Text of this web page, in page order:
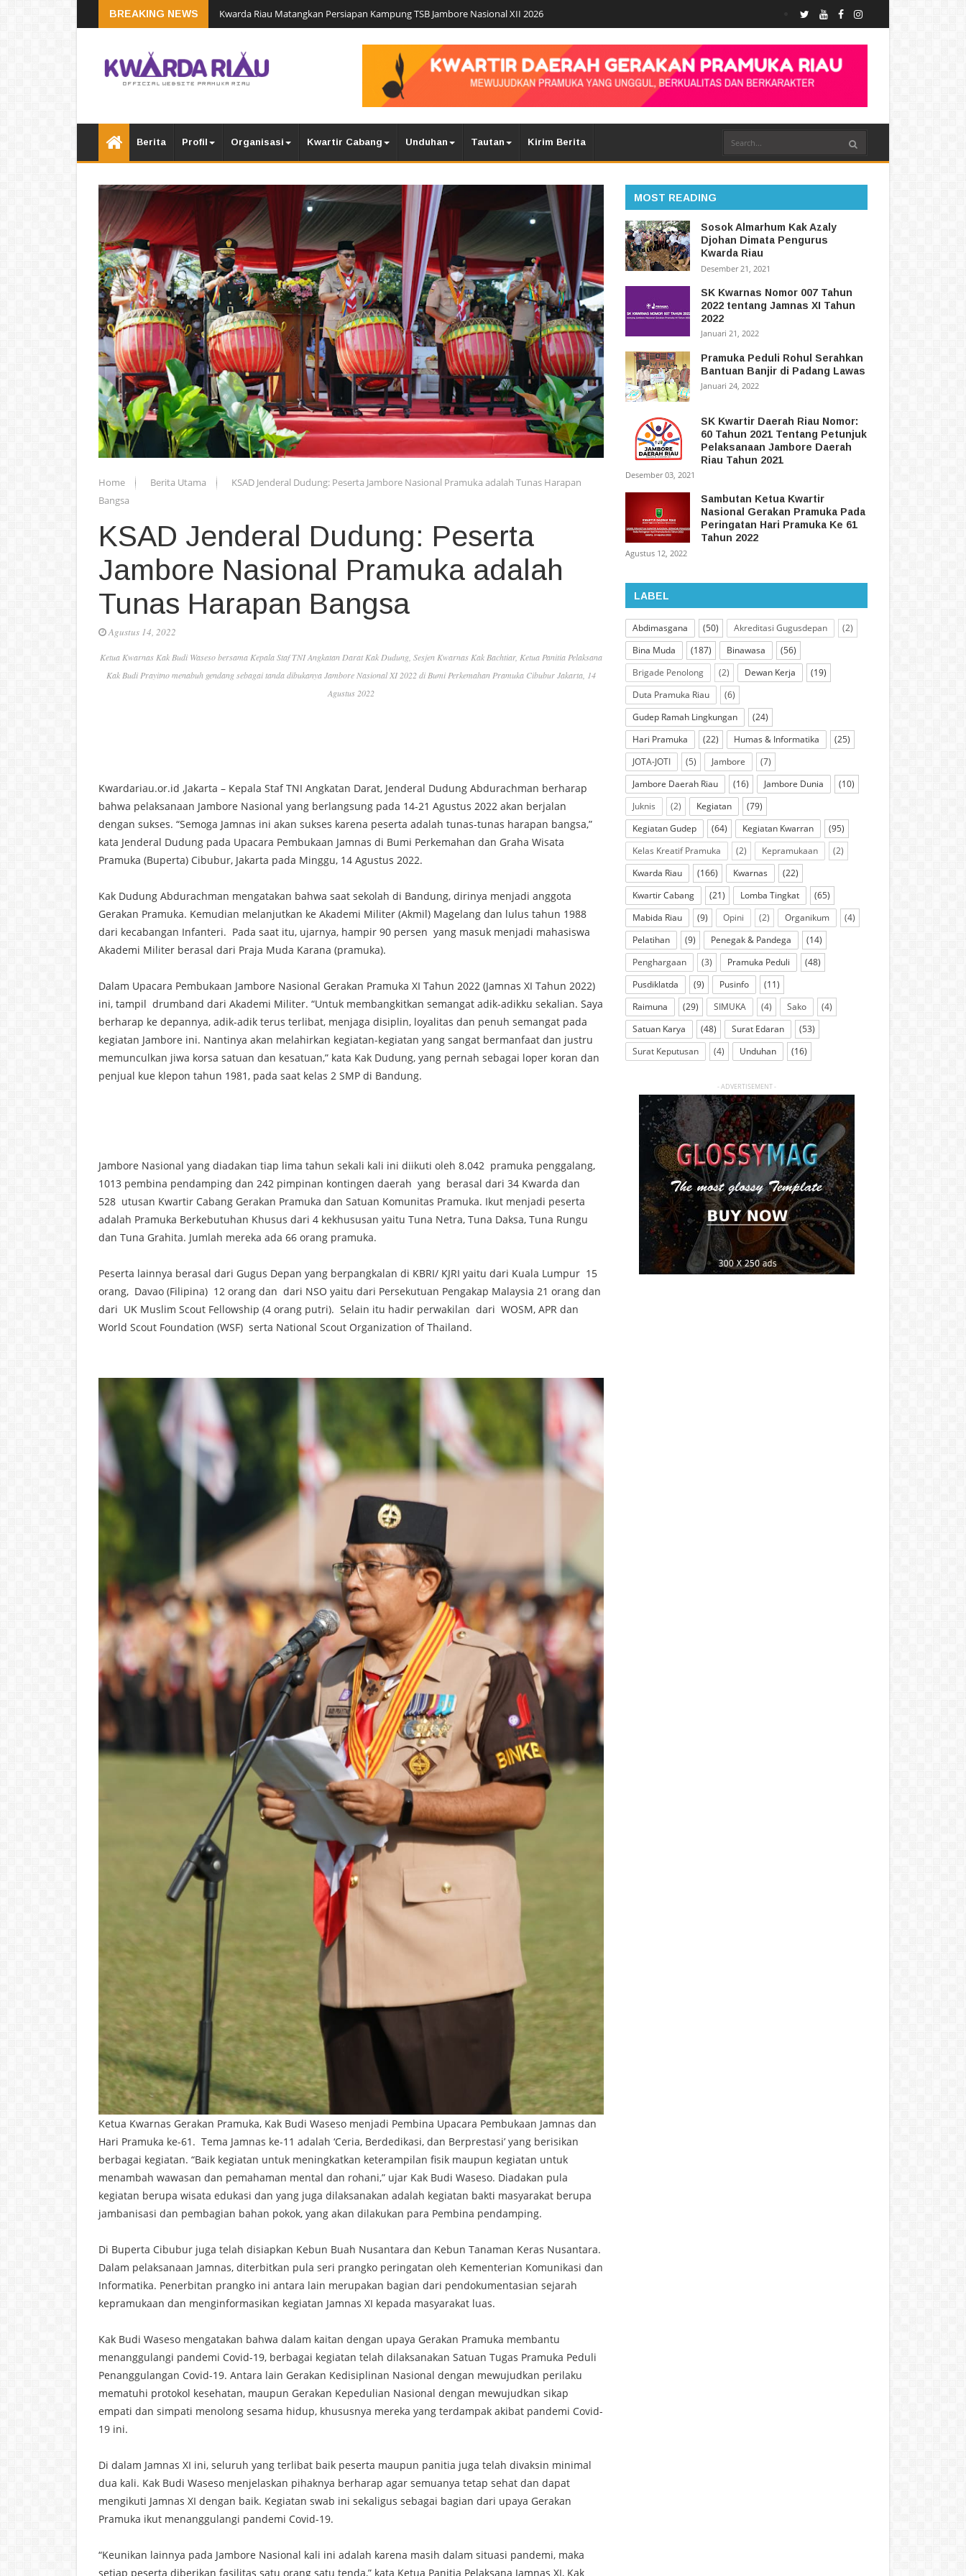
BREAKING NEWS Kwarda Riau Matangkan Persiapan Kampung TSB Jambore Nasional XII 2026
Berita Profil Organisasi Kwartir Cabang Unduhan Tautan Kirim Berita
Home Berita Utama
KSAD Jenderal Dudung: Peserta Jambore Nasional Pramuka adalah Tunas Harapan
Bangsa
KSAD Jenderal Dudung: Peserta
Jambore Nasional Pramuka adalah
Tunas Harapan Bangsa
Agustus 14, 2022
Ketua Kwarnas Kak Budi Waseso bersama Kepala Staf TNI Angkatan Darat Kak Dudung, Sesjen Kwarnas Kak Bachtiar, Ketua Panitia Pelaksana
Kak Budi Prayitno menabuh gendang sebagai tanda dibukanya Jambore Nasional XI 2022 di Bumi Perkemahan Pramuka Cibubur Jakarta, 14
Agustus 2022
Kwardariau.or.id ,Jakarta – Kepala Staf TNI Angkatan Darat, Jenderal Dudung Abdurachman berharap
bahwa pelaksanaan Jambore Nasional yang berlangsung pada 14-21 Agustus 2022 akan berjalan
dengan sukses. “Semoga Jamnas ini akan sukses karena peserta adalah tunas-tunas harapan bangsa,”
kata Jenderal Dudung pada Upacara Pembukaan Jamnas di Bumi Perkemahan dan Graha Wisata
Pramuka (Buperta) Cibubur, Jakarta pada Minggu, 14 Agustus 2022.
Kak Dudung Abdurachman mengatakan bahwa saat sekolah di Bandung, dirinya menjadi anggota
Gerakan Pramuka. Kemudian melanjutkan ke Akademi Militer (Akmil) Magelang dan lulus tahun 1988
dari kecabangan Infanteri. Pada saat itu, ujarnya, hampir 90 persen yang masuk menjadi mahasiswa
Akademi Militer berasal dari Praja Muda Karana (pramuka).
Dalam Upacara Pembukaan Jambore Nasional Gerakan Pramuka XI Tahun 2022 (Jamnas XI Tahun 2022)
ini, tampil drumband dari Akademi Militer. “Untuk membangkitkan semangat adik-adikku sekalian. Saya
berharap ke depannya, adik-adik terus terlibat, menjaga disiplin, loyalitas dan penuh semangat pada
kegiatan Jambore ini. Nantinya akan melahirkan kegiatan-kegiatan yang sangat bermanfaat dan justru
memunculkan jiwa korsa satuan dan kesatuan,” kata Kak Dudung, yang pernah sebagai loper koran dan
penjual kue klepon tahun 1981, pada saat kelas 2 SMP di Bandung.
Jambore Nasional yang diadakan tiap lima tahun sekali kali ini diikuti oleh 8.042 pramuka penggalang,
1013 pembina pendamping dan 242 pimpinan kontingen daerah yang berasal dari 34 Kwarda dan
528 utusan Kwartir Cabang Gerakan Pramuka dan Satuan Komunitas Pramuka. Ikut menjadi peserta
adalah Pramuka Berkebutuhan Khusus dari 4 kekhususan yaitu Tuna Netra, Tuna Daksa, Tuna Rungu
dan Tuna Grahita. Jumlah mereka ada 66 orang pramuka.
Peserta lainnya berasal dari Gugus Depan yang berpangkalan di KBRI/ KJRI yaitu dari Kuala Lumpur 15
orang, Davao (Filipina) 12 orang dan dari NSO yaitu dari Persekutuan Pengakap Malaysia 21 orang dan
dari UK Muslim Scout Fellowship (4 orang putri). Selain itu hadir perwakilan dari WOSM, APR dan
World Scout Foundation (WSF) serta National Scout Organization of Thailand.
Ketua Kwarnas Gerakan Pramuka, Kak Budi Waseso menjadi Pembina Upacara Pembukaan Jamnas dan
Hari Pramuka ke-61. Tema Jamnas ke-11 adalah ‘Ceria, Berdedikasi, dan Berprestasi’ yang berisikan
berbagai kegiatan. “Baik kegiatan untuk meningkatkan keterampilan fisik maupun kegiatan untuk
menambah wawasan dan pemahaman mental dan rohani,” ujar Kak Budi Waseso. Diadakan pula
kegiatan berupa wisata edukasi dan yang juga dilaksanakan adalah kegiatan bakti masyarakat berupa
jambanisasi dan pembagian bahan pokok, yang akan dilakukan para Pembina pendamping.
Di Buperta Cibubur juga telah disiapkan Kebun Buah Nusantara dan Kebun Tanaman Keras Nusantara.
Dalam pelaksanaan Jamnas, diterbitkan pula seri prangko peringatan oleh Kementerian Komunikasi dan
Informatika. Penerbitan prangko ini antara lain merupakan bagian dari pendokumentasian sejarah
kepramukaan dan menginformasikan kegiatan Jamnas XI kepada masyarakat luas.
Kak Budi Waseso mengatakan bahwa dalam kaitan dengan upaya Gerakan Pramuka membantu
menanggulangi pandemi Covid-19, berbagai kegiatan telah dilaksanakan Satuan Tugas Pramuka Peduli
Penanggulangan Covid-19. Antara lain Gerakan Kedisiplinan Nasional dengan mewujudkan perilaku
mematuhi protokol kesehatan, maupun Gerakan Kepedulian Nasional dengan mewujudkan sikap
empati dan simpati menolong sesama hidup, khususnya mereka yang terdampak akibat pandemi Covid-
19 ini.
Di dalam Jamnas XI ini, seluruh yang terlibat baik peserta maupun panitia juga telah divaksin minimal
dua kali. Kak Budi Waseso menjelaskan pihaknya berharap agar semuanya tetap sehat dan dapat
mengikuti Jamnas XI dengan baik. Kegiatan swab ini sekaligus sebagai bagian dari upaya Gerakan
Pramuka ikut menanggulangi pandemi Covid-19.
“Keunikan lainnya pada Jambore Nasional kali ini adalah karena masih dalam situasi pandemi, maka
setiap peserta diberikan fasilitas satu orang satu tenda,” kata Ketua Panitia Pelaksana Jamnas XI, Kak
MOST READING
Sosok Almarhum Kak Azaly
Djohan Dimata Pengurus
Kwarda Riau
Desember 21, 2021
SK Kwarnas Nomor 007 Tahun
2022 tentang Jamnas XI Tahun
2022
Januari 21, 2022
Pramuka Peduli Rohul Serahkan
Bantuan Banjir di Padang Lawas
Januari 24, 2022
SK Kwartir Daerah Riau Nomor:
60 Tahun 2021 Tentang Petunjuk
Pelaksanaan Jambore Daerah
Riau Tahun 2021
Desember 03, 2021
Sambutan Ketua Kwartir
Nasional Gerakan Pramuka Pada
Peringatan Hari Pramuka Ke 61
Tahun 2022
Agustus 12, 2022
LABEL
Abdimasgana (50) Akreditasi Gugusdepan
(2)
Bina Muda
(187) Binawasa
(56)
Brigade Penolong
(2) Dewan Kerja
(19)
Duta Pramuka Riau
(6)
Gudep Ramah Lingkungan
(24)
Hari Pramuka
(22) Humas & Informatika
(25)
JOTA-JOTI
(5) Jambore
(7)
Jambore Daerah Riau
(16) Jambore Dunia
(10)
Juknis
(2) Kegiatan
(79)
Kegiatan Gudep
(64) Kegiatan Kwarran
(95)
Kelas Kreatif Pramuka
(2) Kepramukaan
(2)
Kwarda Riau
(166) Kwarnas
(22)
Kwartir Cabang
(21) Lomba Tingkat
(65)
Mabida Riau
(9) Opini (2) Organikum
(4)
Pelatihan
(9) Penegak & Pandega
(14)
Penghargaan
(3) Pramuka Peduli
(48)
Pusdiklatda
(9) Pusinfo
(11)
Raimuna
(29) SIMUKA (4) Sako
(4)
Satuan Karya
(48) Surat Edaran
(53)
Surat Keputusan
(4) Unduhan (16)
- ADVERTISEMENT -